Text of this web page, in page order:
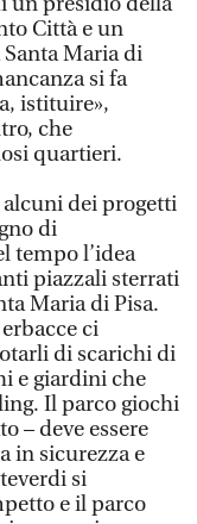
Città e un
Maria di
si fa
istituire»,
che
quartieri.
dei progetti
di
tempo l’idea
piazzali sterrati
Maria di Pisa.
ci
di scarichi di
e giardini che
Il parco giochi
– deve essere
in sicurezza e
si
e il parco